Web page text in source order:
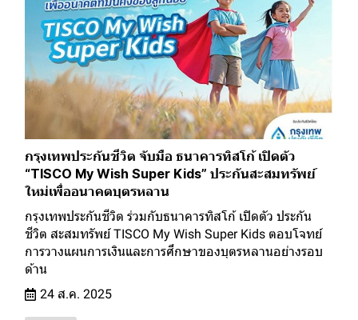
กรุงเทพประกันชีวิต จับมือ ธนาคารทิสโก้ เปิดตัว
“TISCO My Wish Super Kids” ประกันสะสมทรัพย์
ใหม่เพื่ออนาคตบุตรหลาน
กรุงเทพประกันชีวิต ร่วมกับธนาคารทิสโก้ เปิดตัว ประกัน
ชีวิต สะสมทรัพย์ TISCO My Wish Super Kids ตอบโจทย์
การวางแผนการเงินและการศึกษาของบุตรหลานอย่างรอบ
ด้าน
24 ส.ค. 2025